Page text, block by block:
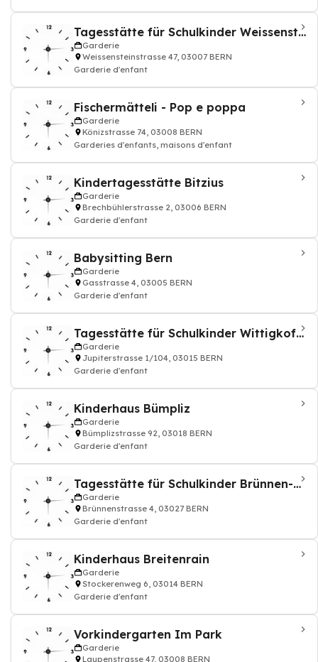
Tagesstätte für Schulkinder Weissenstein
Garderie
Weissensteinstrasse 47, 03007 BERN
Garderie d'enfant
Fischermätteli - Pop e poppa
Garderie
Könizstrasse 74, 03008 BERN
Garderies d'enfants, maisons d'enfant
Kindertagesstätte Bitzius
Garderie
Brechbühlerstrasse 2, 03006 BERN
Garderie d'enfant
Babysitting Bern
Garderie
Gasstrasse 4, 03005 BERN
Garderie d'enfant
Tagesstätte für Schulkinder Wittigkofen
Garderie
Jupiterstrasse 1/104, 03015 BERN
Garderie d'enfant
Kinderhaus Bümpliz
Garderie
Bümplizstrasse 92, 03018 BERN
Garderie d'enfant
Tagesstätte für Schulkinder Brünnen-Gäbelbach
Garderie
Brünnenstrasse 4, 03027 BERN
Garderie d'enfant
Kinderhaus Breitenrain
Garderie
Stockerenweg 6, 03014 BERN
Garderie d'enfant
Vorkindergarten Im Park
Garderie
Laupenstrasse 47, 03008 BERN